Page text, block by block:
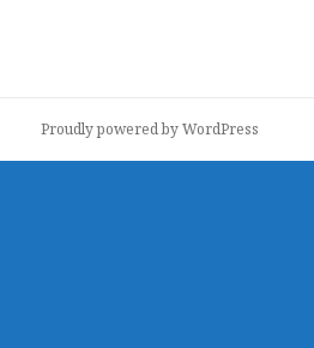
Proudly powered by WordPress